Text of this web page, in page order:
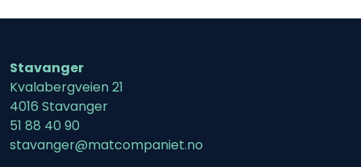
Stavanger
Kvalabergveien 21
4016 Stavanger
51 88 40 90
stavanger@matcompaniet.no